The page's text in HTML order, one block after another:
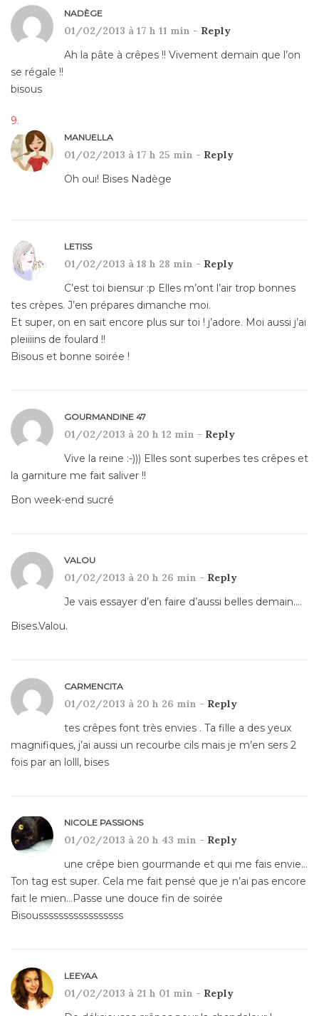
NADÈGE
01/02/2013 à 17 h 11 min - Reply
Ah la pâte à crêpes !! Vivement demain que l’on
se régale !!
bisous
MANUELLA
01/02/2013 à 17 h 25 min - Reply
Oh oui! Bises Nadège
LETISS
01/02/2013 à 18 h 28 min - Reply
C’est toi biensur :p Elles m’ont l’air trop bonnes
tes crèpes. J’en prépares dimanche moi.
Et super, on en sait encore plus sur toi ! j’adore. Moi aussi j’ai
pleiiiins de foulard !!
Bisous et bonne soirée !
GOURMANDINE 47
01/02/2013 à 20 h 12 min - Reply
Vive la reine :-))) Elles sont superbes tes crêpes et
la garniture me fait saliver !!
Bon week-end sucré
VALOU
01/02/2013 à 20 h 26 min - Reply
Je vais essayer d’en faire d’aussi belles demain….
Bises.Valou.
CARMENCITA
01/02/2013 à 20 h 26 min - Reply
tes crêpes font très envies . Ta fille a des yeux
magnifiques, j’ai aussi un recourbe cils mais je m’en sers 2
fois par an lolll, bises
NICOLE PASSIONS
01/02/2013 à 20 h 43 min - Reply
une crêpe bien gourmande et qui me fais envie…
Ton tag est super. Cela me fait pensé que je n’ai pas encore
fait le mien…Passe une douce fin de soirée
Bisousssssssssssssssss
LEEYAA
01/02/2013 à 21 h 01 min - Reply